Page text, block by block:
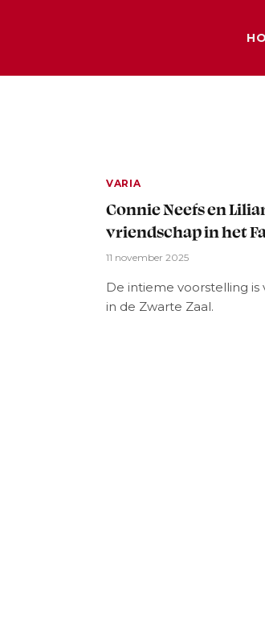
VARIA
Connie Neefs en
vriendschap in het
11 november 2025
De intieme voorstelling
in de Zwarte Zaal.